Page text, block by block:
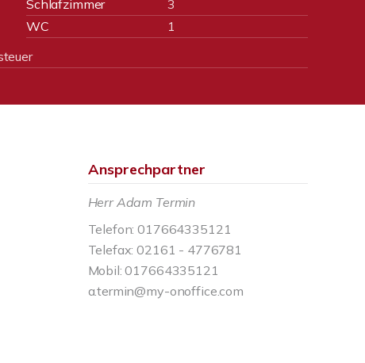
Schlafzimmer
3
WC
1
Ansprechpartner
Herr Adam Termin
Telefon: 017664335121
Telefax: 02161 - 4776781
Mobil: 017664335121
a.termin@my-onoffice.com